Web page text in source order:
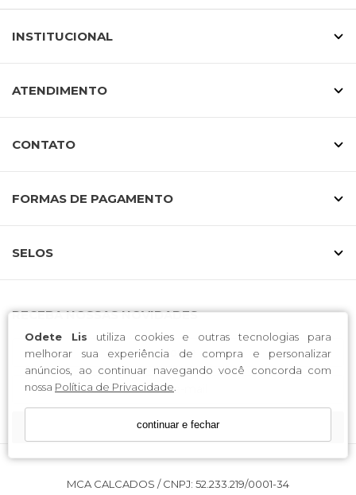
Odete Lis utiliza cookies e outras tecnologias para
melhorar sua experiência de compra e personalizar
anúncios, ao continuar navegando você concorda com
nossa Política de Privacidade
continuar e fechar
estilos de vida. Para o trabalho, você encontrascarpinse
garantem sofisticação com conforto. Para o lazer, temos
Conforto e qualidade em cada detalhe
Cada modelo da Odete Lis é pensado para proporcionar
Numeração especial feita para você
elegância.
segurança
Toda a linha de sapatos Odete Lis 40 a 43 está
disponível na loja online, com entrega rápida e pagamento
facilitado.
INSTITUCIONAL
ATENDIMENTO
CONTATO
FORMAS DE PAGAMENTO
SELOS
RECEBA NOSSAS NOVIDADES
CADASTRE-SE
MCA CALCADOS / CNPJ: 52.233.219/0001-34